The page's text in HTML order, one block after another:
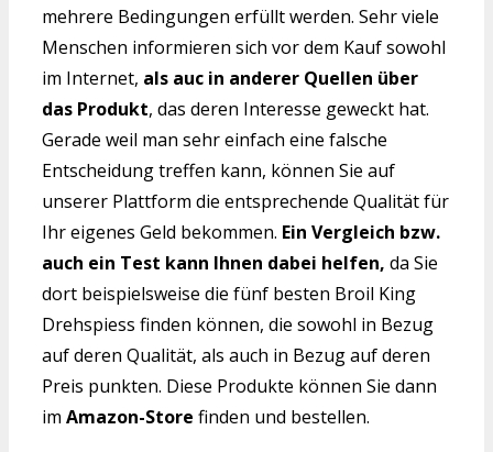
mehrere Bedingungen erfüllt werden. Sehr viele
Menschen informieren sich vor dem Kauf sowohl
im Internet, als auc in anderer Quellen über
das Produkt, das deren Interesse geweckt hat.
Gerade weil man sehr einfach eine falsche
Entscheidung treffen kann, können Sie auf
unserer Plattform die entsprechende Qualität für
Ihr eigenes Geld bekommen. Ein Vergleich bzw.
auch ein Test kann Ihnen dabei helfen, da Sie
dort beispielsweise die fünf besten Broil King
Drehspiess finden können, die sowohl in Bezug
auf deren Qualität, als auch in Bezug auf deren
Preis punkten. Diese Produkte können Sie dann
im Amazon-Store finden und bestellen.